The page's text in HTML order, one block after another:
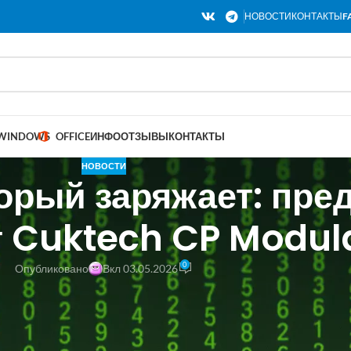
НОВОСТИКОНТАКТЫ
OFFICEИНФООТЗЫВЫКОНТАКТЫ
НОВОСТИ
заряжает:
CP
Опубликовано Вкл 03.05.2026 0
Cuktech представила необычное устройство — портативный
роль внешнего аккумулятора. Новинка уже поступила в
модели — модульная конструкция с фирменным
дополнительные элементы вроде внешних батарей и